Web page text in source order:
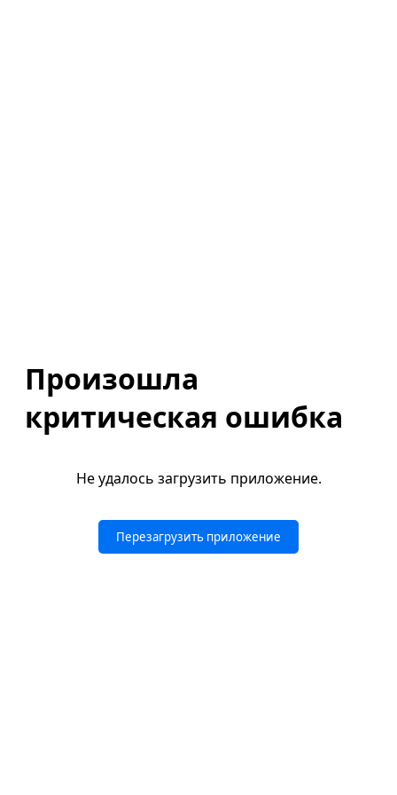
Произошла
критическая ошибка
Не удалось загрузить приложение.
Перезагрузить приложение